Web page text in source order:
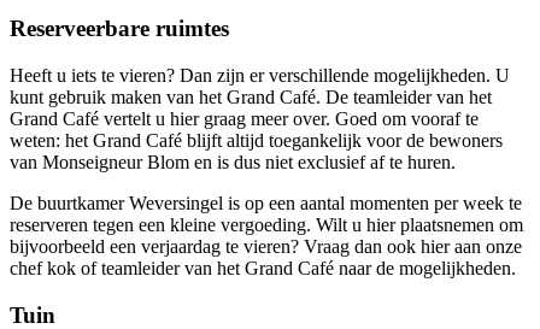
Reserveerbare ruimtes
Heeft u iets te vieren? Dan zijn er verschillende mogelijkheden. U
kunt gebruik maken van het Grand Café. De teamleider van het
Grand Café vertelt u hier graag meer over. Goed om vooraf te
weten: het Grand Café blijft altijd toegankelijk voor de bewoners
van Monseigneur Blom en is dus niet exclusief af te huren.
De buurtkamer Weversingel is op een aantal momenten per week te
reserveren tegen een kleine vergoeding. Wilt u hier plaatsnemen om
bijvoorbeeld een verjaardag te vieren? Vraag dan ook hier aan onze
chef kok of teamleider van het Grand Café naar de mogelijkheden.
Tuin